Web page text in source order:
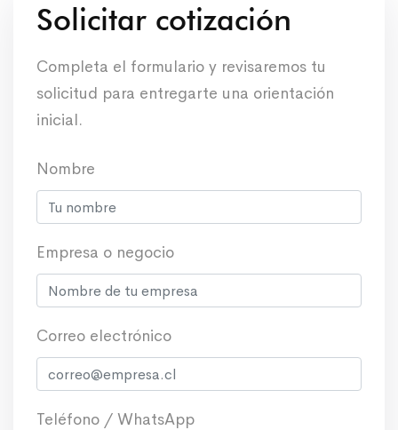
Solicitar cotización
Completa el formulario y revisaremos tu
solicitud para entregarte una orientación
inicial.
Nombre
Empresa o negocio
Correo electrónico
Teléfono / WhatsApp